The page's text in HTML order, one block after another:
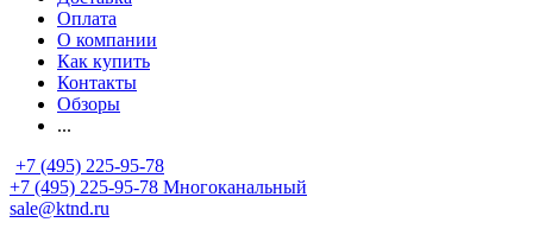
Оплата
О компании
Как купить
Контакты
Обзоры
...
+7 (495) 225-95-78
+7 (495) 225-95-78 Многоканальный
sale@ktnd.ru